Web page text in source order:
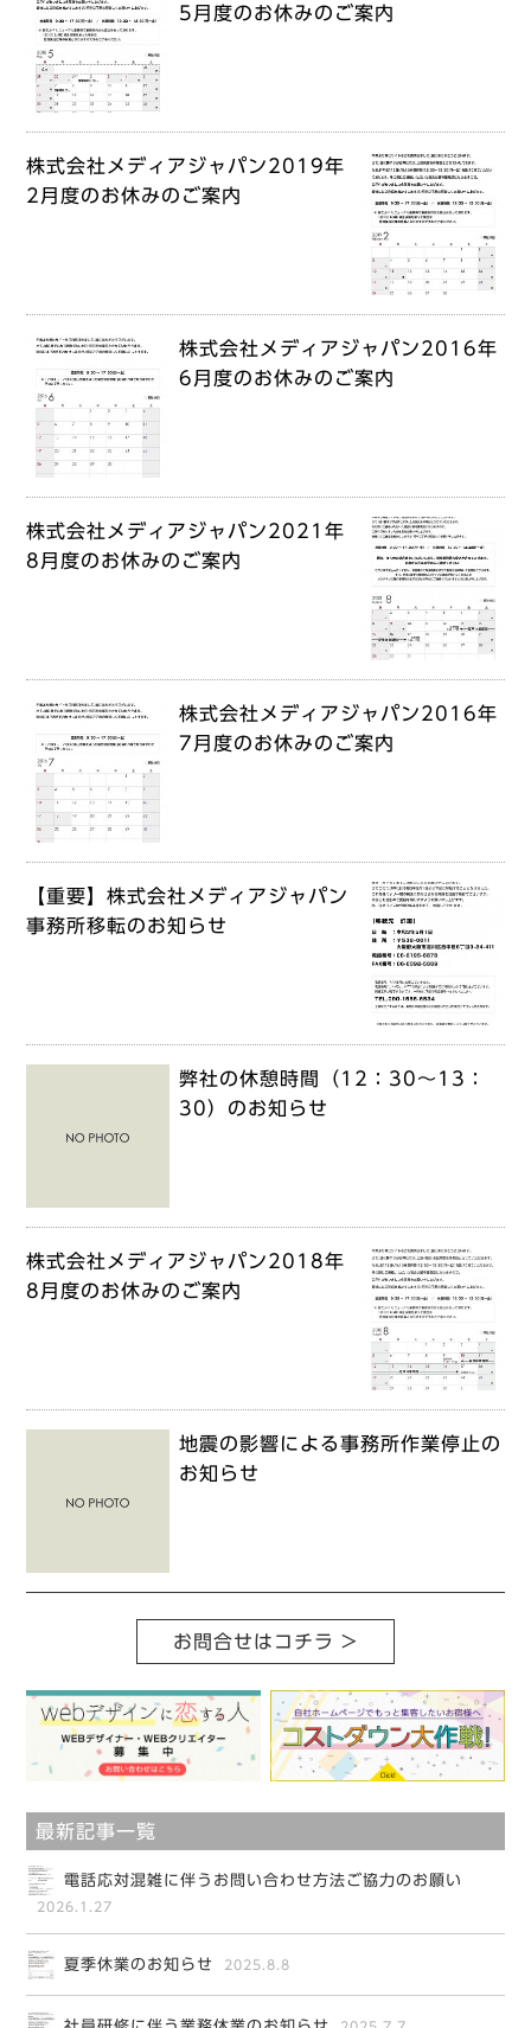
5月度のお休みのご案内
株式会社メディアジャパン2019年
2月度のお休みのご案内
株式会社メディアジャパン2016年
6月度のお休みのご案内
株式会社メディアジャパン2021年
8月度のお休みのご案内
株式会社メディアジャパン2016年
7月度のお休みのご案内
【重要】株式会社メディアジャパン
事務所移転のお知らせ
弊社の休憩時間（12：30～13：
30）のお知らせ
株式会社メディアジャパン2018年
8月度のお休みのご案内
地震の影響による事務所作業停止の
お知らせ
お問合せはコチラ >
最新記事一覧
電話応対混雑に伴うお問い合わせ方法ご協力のお願い
2026.1.27
夏季休業のお知らせ 2025.8.8